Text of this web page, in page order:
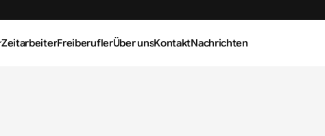
ZeitarbeiterFreiberuflerÜber unsKontaktNachrichten